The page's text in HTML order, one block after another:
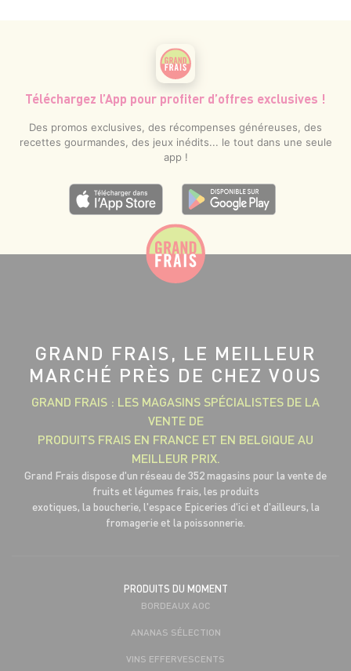
Téléchargez l’App pour profiter d’offres exclusives !
Des promos exclusives, des récompenses généreuses, des
recettes gourmandes, des jeux inédits... le tout dans une seule
app !
GRAND FRAIS, LE MEILLEUR
MARCHÉ PRÈS DE CHEZ VOUS
GRAND FRAIS : LES MAGASINS SPÉCIALISTES DE LA
VENTE DE
PRODUITS FRAIS EN FRANCE ET EN BELGIQUE AU
MEILLEUR PRIX.
Grand Frais dispose d'un réseau de 352 magasins pour la vente de
fruits et légumes frais, les produits
exotiques, la boucherie, l'espace Epiceries d'ici et d'ailleurs, la
fromagerie et la poissonnerie.
PRODUITS DU MOMENT
BORDEAUX AOC
ANANAS SÉLECTION
VINS EFFERVESCENTS